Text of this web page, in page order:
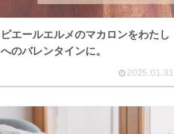
ピエールエルメのマカロンをわたし
へのバレンタインに。
2025.01.31